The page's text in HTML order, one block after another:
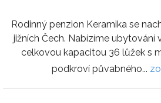
Rodinný penzion Keramika se
jižních Čech. Nabízíme ubytování
celkovou kapacitou 36 lůžek s
podkroví půvabného...